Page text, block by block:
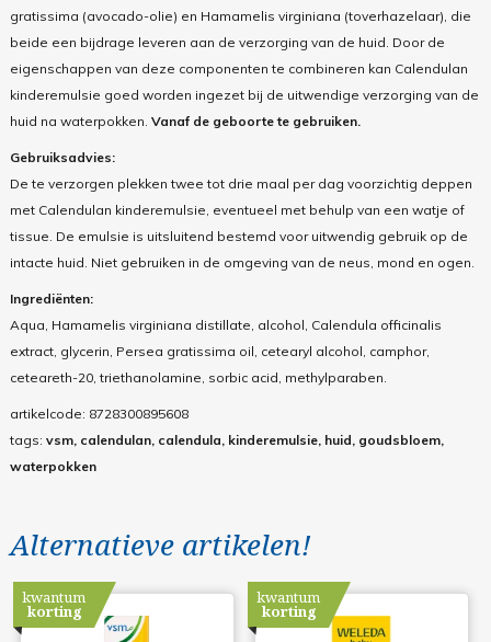
gratissima (avocado-olie) en Hamamelis virginiana (toverhazelaar), die
beide een bijdrage leveren aan de verzorging van de huid. Door de
eigenschappen van deze componenten te combineren kan Calendulan
kinderemulsie goed worden ingezet bij de uitwendige verzorging van de
huid na waterpokken. Vanaf de geboorte te gebruiken.
Gebruiksadvies:
De te verzorgen plekken twee tot drie maal per dag voorzichtig deppen
met Calendulan kinderemulsie, eventueel met behulp van een watje of
tissue. De emulsie is uitsluitend bestemd voor uitwendig gebruik op de
intacte huid. Niet gebruiken in de omgeving van de neus, mond en ogen.
Ingrediënten:
Aqua, Hamamelis virginiana distillate, alcohol, Calendula officinalis
extract, glycerin, Persea gratissima oil, cetearyl alcohol, camphor,
ceteareth-20, triethanolamine, sorbic acid, methylparaben.
artikelcode: 8728300895608
tags: vsm, calendulan, calendula, kinderemulsie, huid, goudsbloem,
waterpokken
Alternatieve artikelen!
kwantum
korting
kwantum
korting